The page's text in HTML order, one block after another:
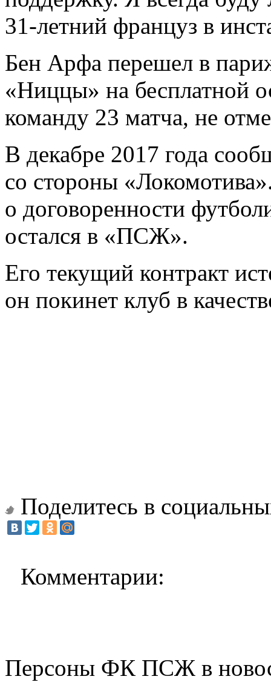
31-летний француз в
Бен Арфа перешел в
«Ниццы» на бесплатной
команду 23 матча, не
В декабре 2017 года
со стороны
о договоренности
остался в «ПСЖ».
Его текущий контракт
он покинет клуб в
Поделитесь в
Комментарии:
Персоны ФК ПСЖ в